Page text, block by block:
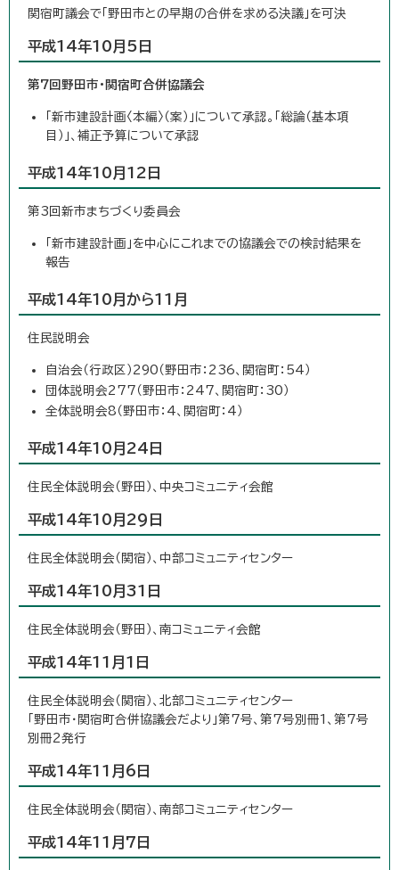
関宿町議会で「野田市との早期の合併を求める決議」を可決
平成14年10月5日
第7回野田市・関宿町合併協議会
「新市建設計画〈本編〉（案）」について承認。「総論（基本項
目）」、補正予算について承認
平成14年10月12日
第3回新市まちづくり委員会
「新市建設計画」を中心にこれまでの協議会での検討結果を
報告
平成14年10月から11月
住民説明会
自治会（行政区）290（野田市：236、関宿町：54）
団体説明会277（野田市：247、関宿町：30）
全体説明会8（野田市：4、関宿町：4）
平成14年10月24日
住民全体説明会（野田）、中央コミュニティ会館
平成14年10月29日
住民全体説明会（関宿）、中部コミュニティセンター
平成14年10月31日
住民全体説明会（野田）、南コミュニティ会館
平成14年11月1日
住民全体説明会（関宿）、北部コミュニティセンター
「野田市・関宿町合併協議会だより」第7号、第7号別冊1、第7号
別冊2発行
平成14年11月6日
住民全体説明会（関宿）、南部コミュニティセンター
平成14年11月7日